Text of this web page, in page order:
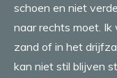
schoen en niet
naar rechts moet.
zand of in het
kan niet stil blijven